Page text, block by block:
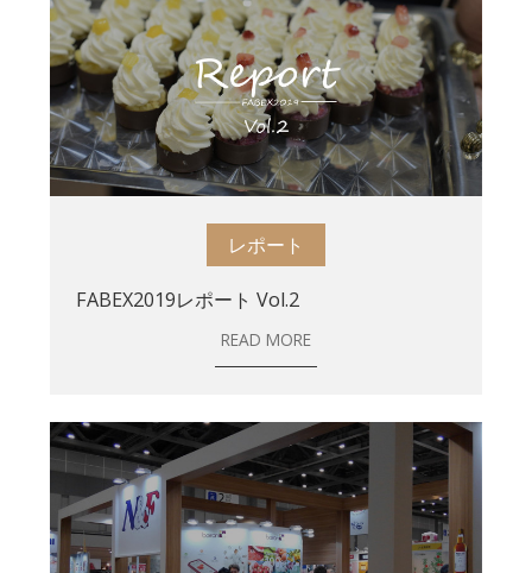
レポート
FABEX2019レポート Vol.2
READ MORE